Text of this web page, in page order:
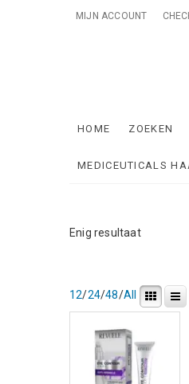
MIJN ACCOUNT
HOME ZOEKEN
MEDICEUTICALS
Enig resultaat
12/24/48/All